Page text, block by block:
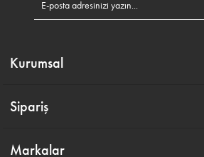
Kurumsal
Sipariş
Markalar